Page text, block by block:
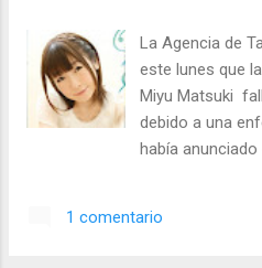
La Agencia de
este lunes que
Miyu Matsuki
debido a una
había anunciado
momento, que
1 comentario